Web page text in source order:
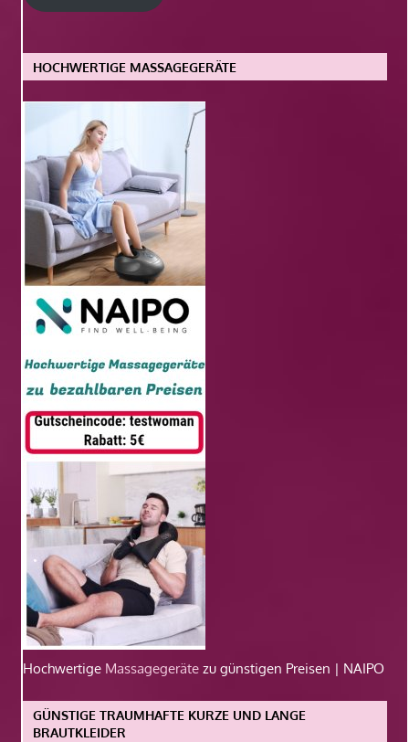
HOCHWERTIGE MASSAGEGERÄTE
Hochwertige Massagegeräte zu günstigen Preisen | NAIPO
GÜNSTIGE TRAUMHAFTE KURZE UND LANGE
BRAUTKLEIDER